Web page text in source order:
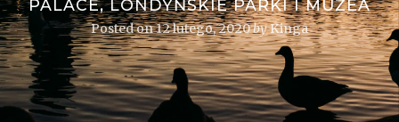
PALACE, LONDYŃSKIE PARKI I MUZEA
Posted on12 lutego, 2020byKinga